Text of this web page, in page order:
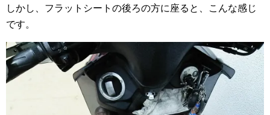
しかし、フラットシートの後ろの方に座ると、こんな感じ
です。